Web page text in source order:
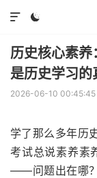


历史核心素
是历史学习的
2026-06-10 00:45:45
学了那么多年历
考试总说素养素
——问题出在哪？